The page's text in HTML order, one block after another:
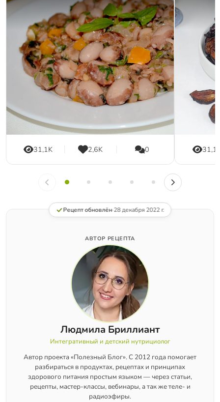
31,1K 2,6K 0
Рецепт обновлён·28 декабря 2022 г.
АВТОР РЕЦЕПТА
Людмила Бриллиант
Интегративный и детский нутрициолог
Автор проекта «Полезный Блог». С 2012 года помогает
разбираться в продуктах, рецептах и принципах
здорового питания простым языком — через статьи,
рецепты, мастер-классы, вебинары, а так же теле- и
радиоэфиры.